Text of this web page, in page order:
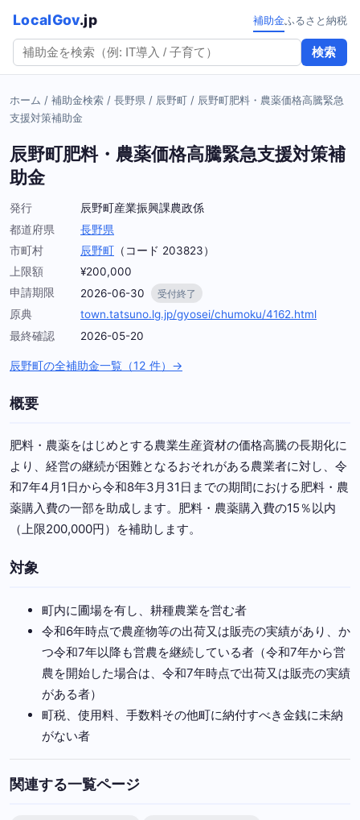
LocalGov.jp
検索
補助金ふるさと納税
ホーム / 補助金検索 / 長野県 / 辰野町 / 辰野町肥料・農薬価格高騰緊急
支援対策補助金
辰野町肥料・農薬価格高騰緊急支援対策補
助金
発行
辰野町産業振興課農政係
都道府県
長野県
市町村
辰野町 （コード 203823）
上限額
¥200,000
申請期限
2026-06-30 受付終了
原典
town.tatsuno.lg.jp/gyosei/chumoku/4162.html
最終確認
2026-05-20
辰野町の全補助金一覧（12 件）→
概要
肥料・農薬をはじめとする農業生産資材の価格高騰の長期化に
より、経営の継続が困難となるおそれがある農業者に対し、令
和7年4月1日から令和8年3月31日までの期間における肥料・農
薬購入費の一部を助成します。肥料・農薬購入費の15％以内
（上限200,000円）を補助します。
対象
町内に圃場を有し、耕種農業を営む者
令和6年時点で農産物等の出荷又は販売の実績があり、か
つ令和7年以降も営農を継続している者（令和7年から営
農を開始した場合は、令和7年時点で出荷又は販売の実績
がある者）
町税、使用料、手数料その他町に納付すべき金銭に未納
がない者
関連する一覧ページ